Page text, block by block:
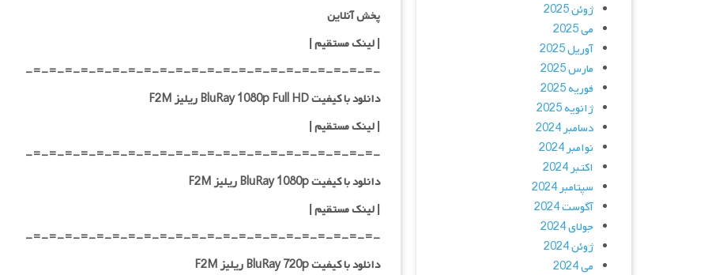
پخش آنلاین
| لینک مستقیم|
-=-=-=-=-=-=-=-=-=-=-=-=-=-=-=-=-=-=-=-=-=-=-
دانلود با کیفیت BluRay 1080p Full HD ریلیز F2M
|لینک مستقیم|
-=-=-=-=-=-=-=-=-=-=-=-=-=-=-=-=-=-=-=-=-=-=-
دانلود با کیفیت BluRay 1080p ریلیز F2M
|لینک مستقیم|
-=-=-=-=-=-=-=-=-=-=-=-=-=-=-=-=-=-=-=-=-=-=-
دانلود با کیفیت BluRay 720p ریلیز F2M
ژوئن 2025
می 2025
آوریل 2025
مارس 2025
فوریه 2025
ژانویه 2025
دسامبر 2024
نوامبر 2024
اکتبر 2024
سپتامبر 2024
آگوست 2024
جولای 2024
ژوئن 2024
می 2024